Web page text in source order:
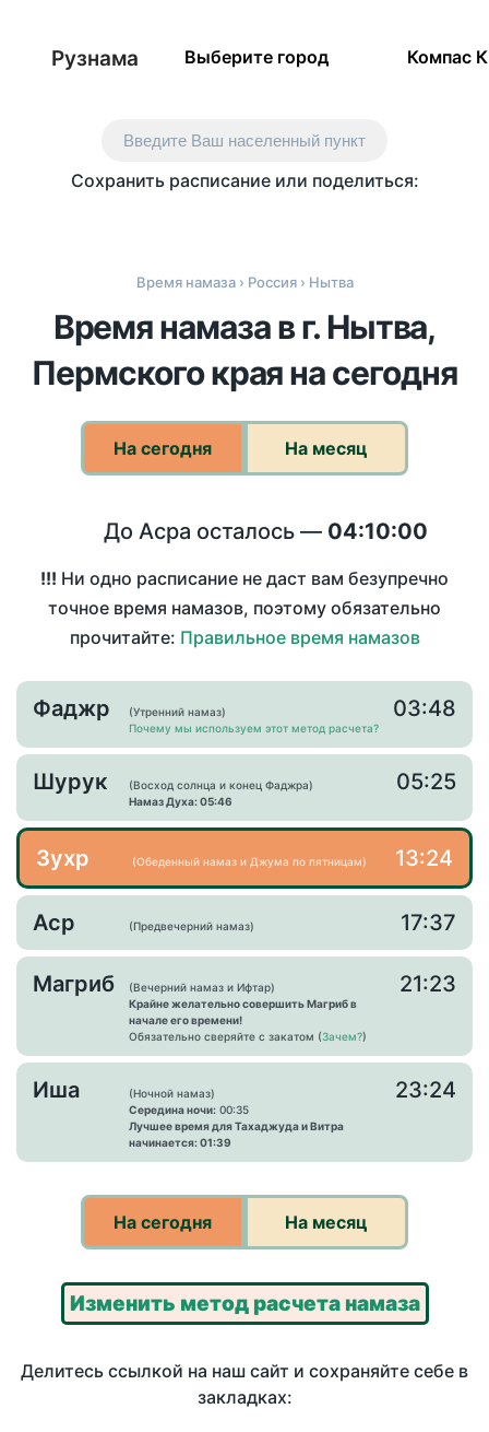
Рузнама Выберите город Компас
Введите Ваш населенный пункт
Сохранить расписание или поделиться:
Время намаза› Россия› Нытва
Время намаза в г. Нытва,
Пермского края на сегодня
На сегодня На месяц
До Асра осталось — 04:10:00
!!! Ни одно расписание не даст вам безупречно
точное время намазов, поэтому обязательно
прочитайте: Правильное время намазов
Фаджр
(Утренний намаз)
Почему мы используем этот метод расчета?
03:48
Шурук
(Восход солнца и конец Фаджра)
Намаз Духа: 05:46
05:25
Зухр (Обеденный намаз и Джума по пятницам) 13:24
Аср (Предвечерний намаз) 17:37
Магриб
(Вечерний намаз и Ифтар)
Крайне желательно совершить Магриб в
начале его времени!
Обязательно сверяйте с закатом (Зачем?)
21:23
Иша
(Ночной намаз)
Середина ночи: 00:35
Лучшее время для Тахаджуда и Витра
начинается: 01:39
23:24
На сегодня На месяц
Изменить метод расчета намаза
Делитесь ссылкой на наш сайт и сохраняйте себе в
закладках: